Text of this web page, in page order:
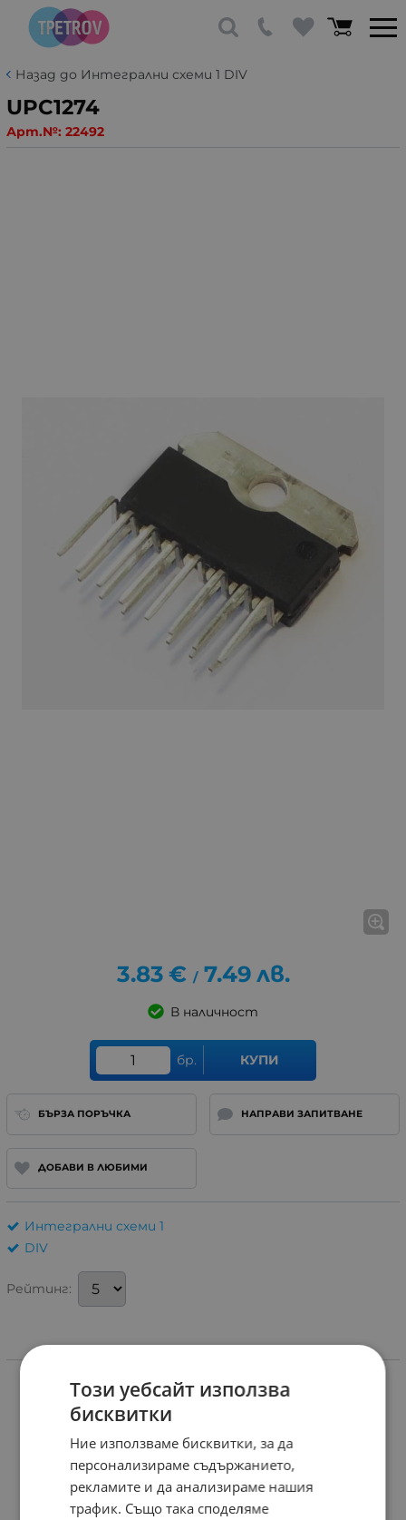
Назад до Интегрални схеми 1 DIV
UPC1274
Арт.№: 22492
3.83 € / 7.49 лв.
В наличност
бр. КУПИ
БЪРЗА ПОРЪЧКА НАПРАВИ ЗАПИТВАНЕ
ДОБАВИ В ЛЮБИМИ
Интегрални схеми 1
DIV
Рейтинг:
Този уебсайт използва
бисквитки
Ние използваме бисквитки, за да
персонализираме съдържанието,
рекламите и да анализираме нашия
трафик. Също така споделяме